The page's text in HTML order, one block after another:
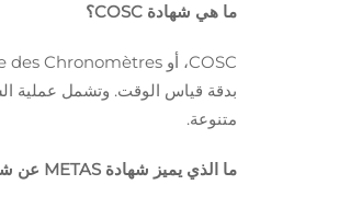
ما هي شهادة COSC؟
متنوعة.
ما الذي يميز شهادة METAS عن شهادة COSC؟